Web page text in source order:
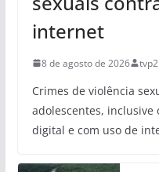
internet
8 de agosto de 2026 tvp2
Crimes de violência
adolescentes,
digital e com uso de